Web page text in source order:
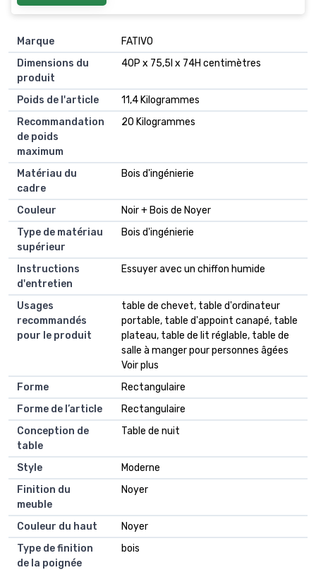
Marque
FATIVO
Dimensions du
produit
40P x 75,5l x 74H centimètres
Poids de l'article
11,4 Kilogrammes
Recommandation
de poids
maximum
20 Kilogrammes
Matériau du
cadre
Bois d'ingénierie
Couleur
Noir + Bois de Noyer
Type de matériau
supérieur
Bois d'ingénierie
Instructions
d'entretien
Essuyer avec un chiffon humide
Usages
recommandés
pour le produit
table de chevet, table d'ordinateur
portable, table d'appoint canapé, table
plateau, table de lit réglable, table de
salle à manger pour personnes âgées
Voir plus
Forme
Rectangulaire
Forme de l’article
Rectangulaire
Conception de
table
Table de nuit
Style
Moderne
Finition du
meuble
Noyer
Couleur du haut
Noyer
Type de finition
de la poignée
bois